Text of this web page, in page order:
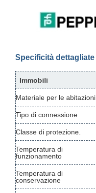
Specificità dettagliate
Immobili
Materiale per le abitazioni
Tipo di connessione
Classe di protezione.
Temperatura di
funzionamento
Temperatura di
conservazione